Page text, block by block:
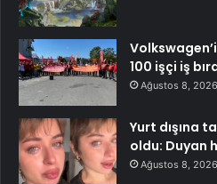
100 işçi iş
Ağustos 8, 2026
Yurt dışına
oldu: Duyan
Ağustos 8, 2026